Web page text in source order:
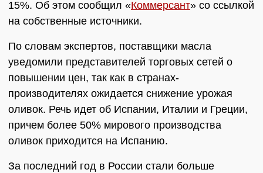
15%. Об этом сообщил «Коммерсант» со ссылкой
на собственные источники.
По словам экспертов, поставщики масла
уведомили представителей торговых сетей о
повышении цен, так как в странах-
производителях ожидается снижение урожая
оливок. Речь идет об Испании, Италии и Греции,
причем более 50% мирового производства
оливок приходится на Испанию.
За последний год в России стали больше